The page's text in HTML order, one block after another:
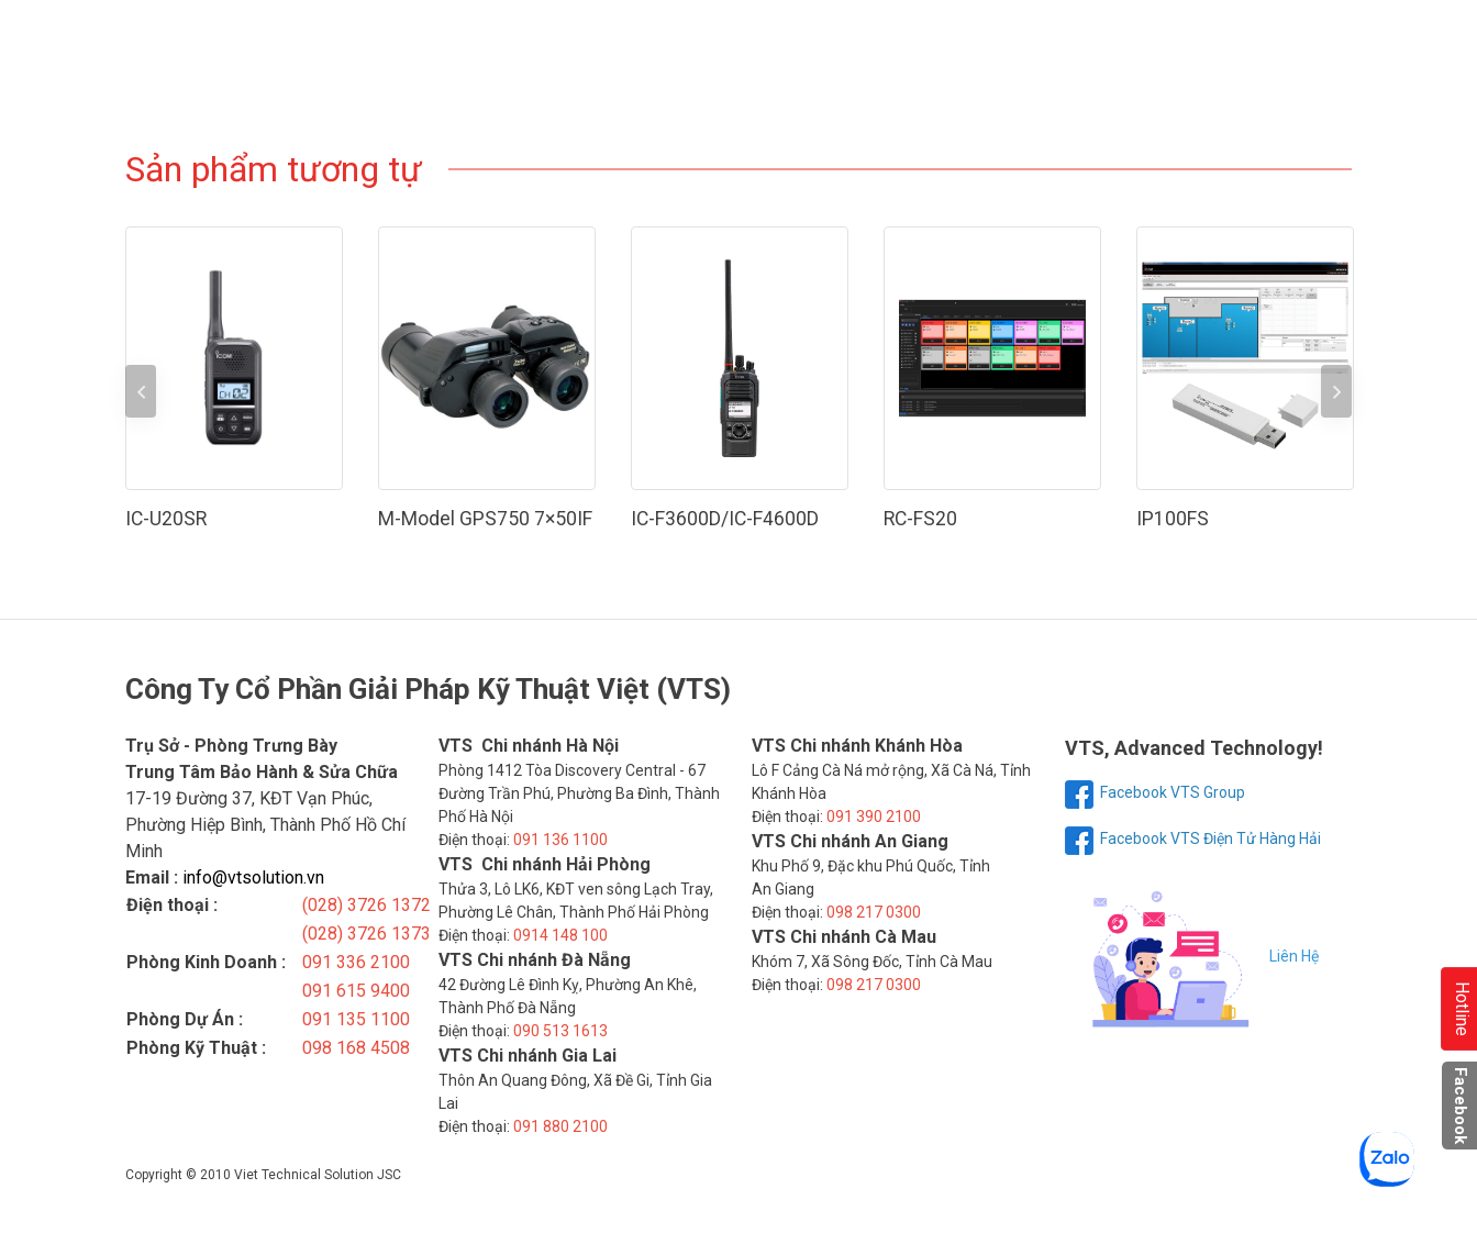
Sản phẩm tương tự
IC-U20SR M-Model GPS750 7×50IF IC-F3600D/IC-F4600D RC-FS20 IP100FS
Công Ty Cổ Phần Giải Pháp Kỹ Thuật Việt (VTS)
Trụ Sở - Phòng Trưng Bày
Trung Tâm Bảo Hành & Sửa Chữa
17-19 Đường 37, KĐT Vạn Phúc,
Phường Hiệp Bình, Thành Phố Hồ Chí
Minh
Email : info@vtsolution.vn
Điện thoại :
(028) 3726 1372
(028) 3726 1373
Phòng Kinh Doanh :
091 336 2100
091 615 9400
Phòng Dự Án :
091 135 1100
Phòng Kỹ Thuật :
098 168 4508
VTS Chi nhánh Hà Nội
Phòng 1412 Tòa Discovery Central - 67
Đường Trần Phú, Phường Ba Đình, Thành
Phố Hà Nội
Điện thoại: 091 136 1100
VTS Chi nhánh Hải Phòng
Thửa 3, Lô LK6, KĐT ven sông Lạch Tray,
Phường Lê Chân, Thành Phố Hải Phòng
Điện thoại: 0914 148 100
VTS Chi nhánh Đà Nẵng
42 Đường Lê Đình Kỵ, Phường An Khê,
Thành Phố Đà Nẵng
Điện thoại: 090 513 1613
VTS Chi nhánh Gia Lai
Thôn An Quang Đông, Xã Đề Gi, Tỉnh Gia
Lai
Điện thoại: 091 880 2100
VTS Chi nhánh Khánh Hòa
Lô F Cảng Cà Ná mở rộng, Xã Cà Ná, Tỉnh
Khánh Hòa
Điện thoại: 091 390 2100
VTS Chi nhánh An Giang
Khu Phố 9, Đặc khu Phú Quốc, Tỉnh
An Giang
Điện thoại: 098 217 0300
VTS Chi nhánh Cà Mau
Khóm 7, Xã Sông Đốc, Tỉnh Cà Mau
Điện thoại: 098 217 0300
VTS, Advanced Technology!
Facebook VTS Group
Facebook VTS Điện Tử Hàng Hải
Liên Hệ
Copyright © 2010 Viet Technical Solution JSC
Hotline
Facebook